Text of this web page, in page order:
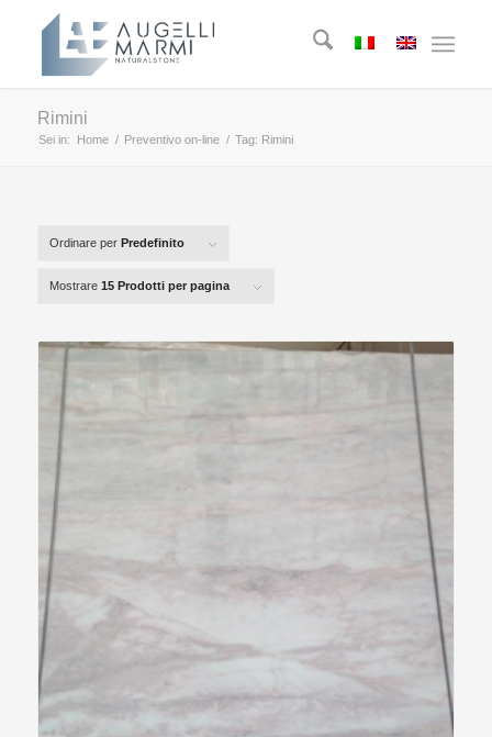
Rimini
Sei in: Home / Preventivo on-line / Tag: Rimini
Ordinare per Predefinito
Mostrare 15 Prodotti per pagina